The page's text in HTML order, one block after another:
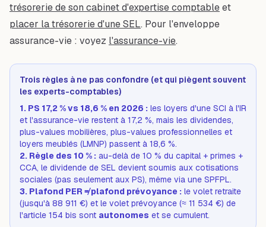
trésorerie de son cabinet d'expertise comptableet
placer la trésorerie d'une SEL. Pour l'enveloppe
assurance-vie : voyez l'assurance-vie.
Trois règles à ne pas confondre (et qui piègent souvent
les experts-comptables)
1. PS 17,2 % vs 18,6 % en 2026 : les loyers d'une SCI à l'IR
et l'assurance-vie restent à 17,2 %, mais les dividendes,
plus-values mobilières, plus-values professionnelles et
loyers meublés (LMNP) passent à 18,6 %.
2. Règle des 10 % : au-delà de 10 % du capital + primes +
CCA, le dividende de SEL devient soumis aux cotisations
sociales (pas seulement aux PS), même via une SPFPL.
3. Plafond PER ≠ plafond prévoyance : le volet retraite
(jusqu'à 88 911 €) et le volet prévoyance (≈ 11 534 €) de
l'article 154 bis sont autonomes et se cumulent.